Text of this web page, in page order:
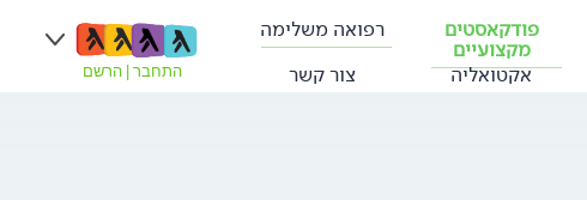
פודקאסטים
מקצועיים
רפואה משלימה
אקטואליה צור קשר התחבר הרשם